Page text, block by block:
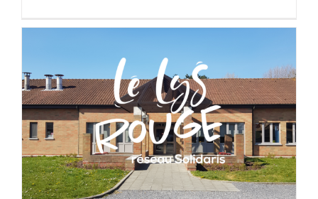
Le Lys rouge